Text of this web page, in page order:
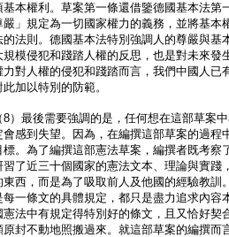
基本權利。草案第一條還借鑒德國基本法第
嚴」規定為一切國家權力的義務，並將基本
的法則。德國基本法特別強調人的尊嚴與基
規模侵犯和踐踏人權的反思，也是對未來發
力對人權的侵犯和踐踏而言，我們中國人已
此加以特別的防範。
8）最後需要強調的是，任何想在這部草案
會感到失望。因為，在編撰這部草案的過程
標。為了編撰這部憲法草案，編撰者既考察
習了近三十個國家的憲法文本、理論與實踐
東西，而是為了吸取前人及他國的經驗教訓
每一條文的具體規定，都只是盡力追求內容
憲法中有規定得特別好的條文，且又恰好契
原封不動地照搬過來。就這部草案的編撰而